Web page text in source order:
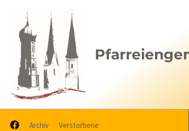
springen
Archiv Verstorbene